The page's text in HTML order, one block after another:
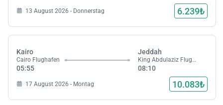
13 August 2026 - Donnerstag 6.239₺
Kairo
Cairo Flughafen
05:55
Jeddah
King Abdulaziz Flughafen
08:10
17 August 2026 - Montag 10.083₺